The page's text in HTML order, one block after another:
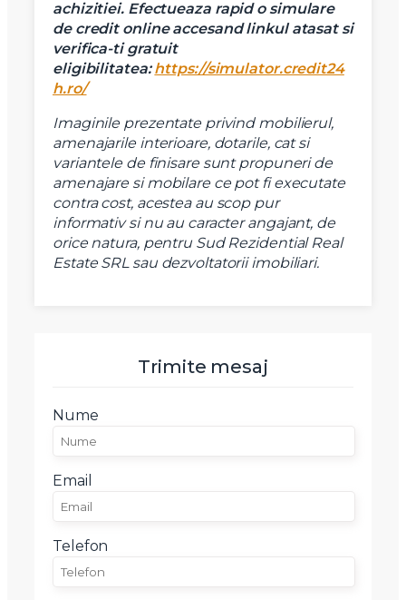
achizitiei. Efectueaza rapid o simulare
de credit online accesand linkul atasat si
verifica-ti gratuit
eligibilitatea:https://simulator.credit24
h.ro/
Imaginile prezentate privind mobilierul,
amenajarile interioare, dotarile, cat si
variantele de finisare sunt propuneri de
amenajare si mobilare ce pot fi executate
contra cost, acestea au scop pur
informativ si nu au caracter angajant, de
orice natura, pentru Sud Rezidential Real
Estate SRL sau dezvoltatorii imobiliari.
Trimite mesaj
Nume
Email
Telefon
Telefon
Email
Mesaj